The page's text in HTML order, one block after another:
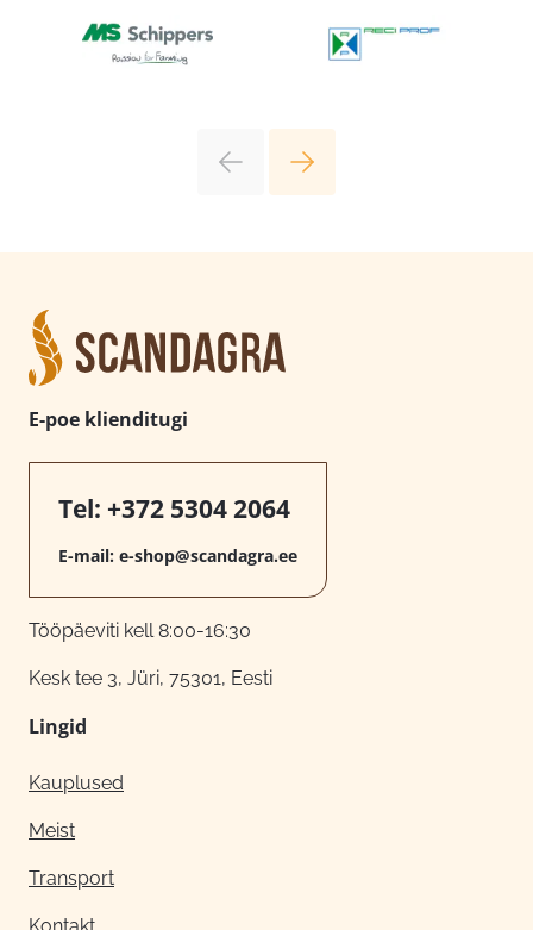
E-poe klienditugi
Tel: +372 5304 2064
E-mail: e-shop@scandagra.ee
Tööpäeviti kell 8:00-16:30
Kesk tee 3, Jüri, 75301, Eesti
Lingid
Kauplused
Meist
Transport